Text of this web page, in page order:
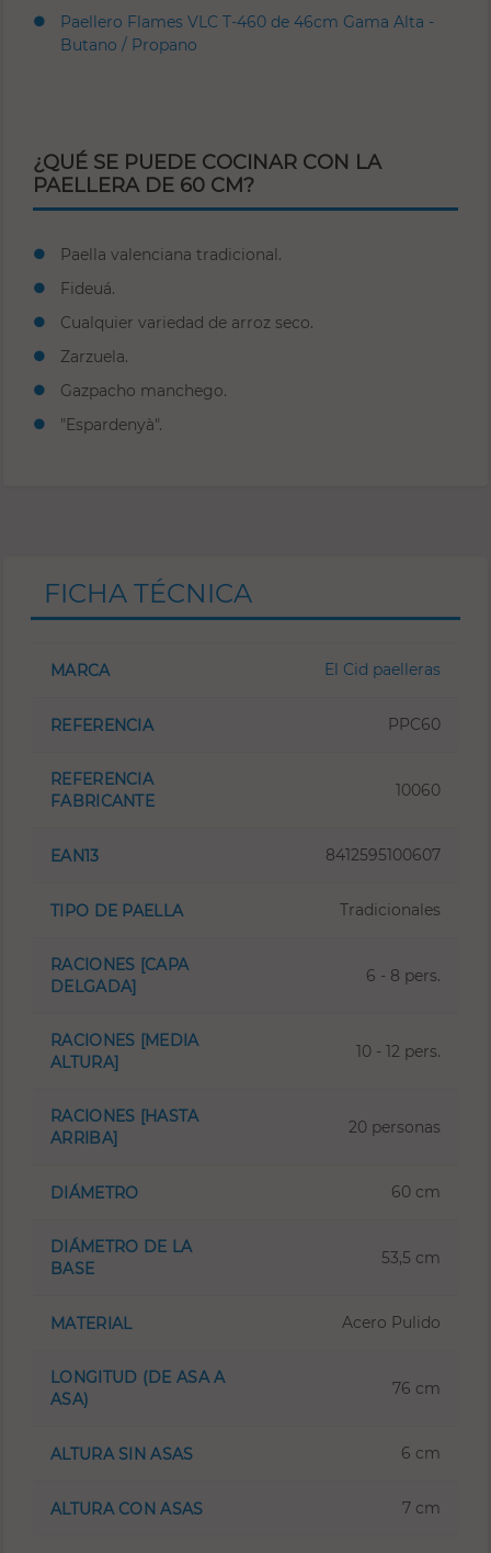
Paellero Flames VLC T-460 de 46cm Gama Alta -
Butano / Propano
¿QUÉ SE PUEDE COCINAR CON LA
PAELLERA DE 60 CM?
Paella valenciana tradicional.
Fideuá.
Cualquier variedad de arroz seco.
Zarzuela.
Gazpacho manchego.
"Espardenyà".
FICHA TÉCNICA
MARCA El Cid paelleras
REFERENCIA PPC60
REFERENCIA
FABRICANTE
10060
EAN13 8412595100607
TIPO DE PAELLA Tradicionales
RACIONES [CAPA
DELGADA]
6 - 8 pers.
RACIONES [MEDIA
ALTURA]
10 - 12 pers.
RACIONES [HASTA
ARRIBA]
20 personas
DIÁMETRO 60 cm
DIÁMETRO DE LA
BASE
53,5 cm
MATERIAL Acero Pulido
LONGITUD (DE ASA A
ASA)
76 cm
ALTURA SIN ASAS 6 cm
ALTURA CON ASAS 7 cm